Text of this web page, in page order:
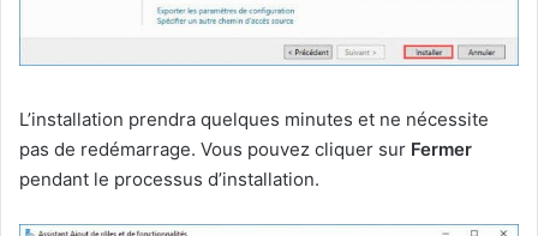
L’installation prendra quelques minutes et ne nécessite
pas de redémarrage. Vous pouvez cliquer sur Fermer
pendant le processus d’installation.